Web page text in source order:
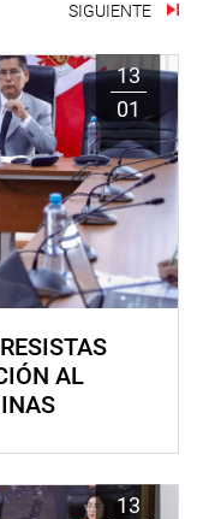
SIGUIENTE
13
01
AL
13